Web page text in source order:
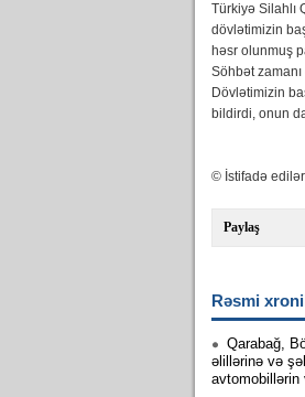
Türkiyə Silahlı
dövlətimizin
həsr olunmuş
Söhbət zamanı
Dövlətimizin
bildirdi, onun
© İstifadə
Paylaş
Rəsmi
Qarabağ,
əlillərinə və
avtomobillərin